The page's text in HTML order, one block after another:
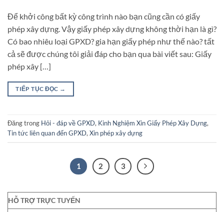
Để khởi công bất kỳ công trình nào bạn cũng cần có giấy
phép xây dựng. Vậy giấy phép xây dựng không thời hạn là gì?
Có bao nhiêu loại GPXD? gia hạn giấy phép như thế nào? tất
cả sẽ được chúng tôi giải đáp cho bạn qua bài viết sau: Giấy
phép xây […]
TIẾP TỤC ĐỌC →
Đăng trong Hỏi - đáp về GPXD, Kinh Nghiệm Xin Giấy Phép Xây Dựng,
Tin tức liên quan đến GPXD, Xin phép xây dựng
1 2 3
HỖ TRỢ TRỰC TUYẾN